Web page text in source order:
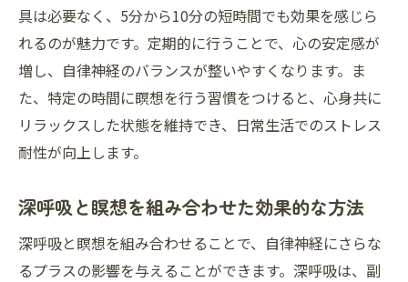
具は必要なく、5分から10分の短時間でも効果を感じら
れるのが魅力です。定期的に行うことで、心の安定感が
増し、自律神経のバランスが整いやすくなります。ま
た、特定の時間に瞑想を行う習慣をつけると、心身共に
リラックスした状態を維持でき、日常生活でのストレス
耐性が向上します。
深呼吸と瞑想を組み合わせた効果的な方法
深呼吸と瞑想を組み合わせることで、自律神経にさらな
るプラスの影響を与えることができます。深呼吸は、副